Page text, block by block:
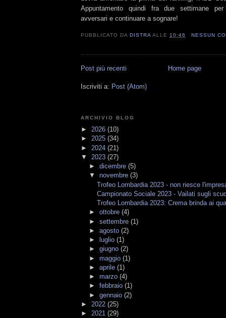
Appuntamento quindi fra due settimane
avversari e continuare a sognare!
PUBBLICATO DADISTRA ALLE 10:46 NESSUN
Post più recenti Home page
Iscriviti a: Post (Atom)
ARCHIVIO BLOG
► 2026 (10)
► 2025 (34)
► 2024 (21)
▼ 2023 (27)
► dicembre (5)
▼ novembre (3)
Trofeo Lombardia 2023 - non riesce
Campionato Sociale 2023 - Vailati sugli
Trofeo Lombardia 2023: Crema brinda ai
► ottobre (4)
► settembre (1)
► agosto (2)
►
luglio (1)
► giugno (2)
► maggio (1)
► aprile (1)
► marzo (4)
► febbraio (1)
► gennaio (2)
► 2022 (25)
► 2021 (29)